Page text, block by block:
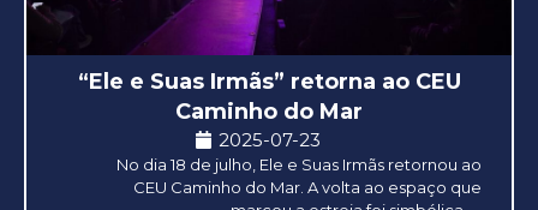
“Ele e Suas Irmãs” retorna ao CEU
Caminho do Mar
2025-07-23
No dia 18 de julho, Ele e Suas Irmãs retornou ao
CEU Caminho do Mar. A volta ao espaço que